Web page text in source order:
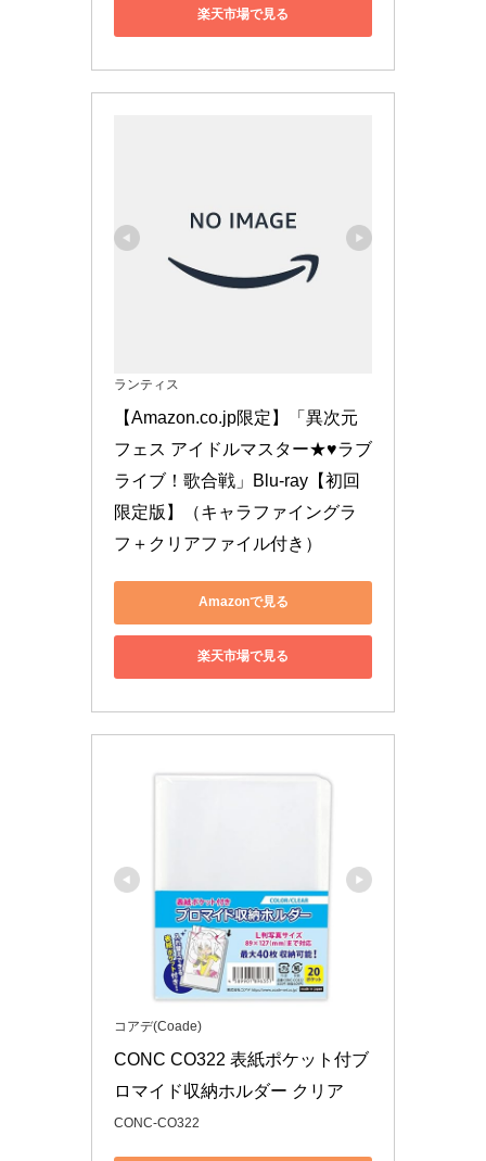
楽天市場で見る
ランティス
【Amazon.co.jp限定】「異次元
フェス アイドルマスター★♥ラブ
ライブ！歌合戦」Blu-ray【初回
限定版】（キャラファイングラ
フ＋クリアファイル付き）
Amazonで見る
楽天市場で見る
コアデ(Coade)
CONC CO322 表紙ポケット付ブ
ロマイド収納ホルダー クリア
CONC-CO322